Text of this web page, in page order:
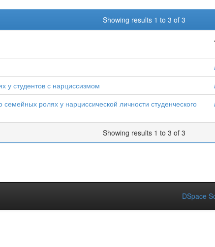
Showing results 1 to 3 of 3
у студентов с нарциссизмом
семейных ролях у нарциссической личности студенческого
Showing results 1 to 3 of 3
DSpace